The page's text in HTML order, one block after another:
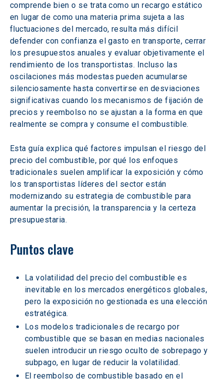
comprende bien o se trata como un recargo estático
en lugar de como una materia prima sujeta a las
fluctuaciones del mercado, resulta más difícil
defender con confianza el gasto en transporte, cerrar
los presupuestos anuales y evaluar objetivamente el
rendimiento de los transportistas. Incluso las
oscilaciones más modestas pueden acumularse
silenciosamente hasta convertirse en desviaciones
significativas cuando los mecanismos de fijación de
precios y reembolso no se ajustan a la forma en que
realmente se compra y consume el combustible.
Esta guía explica qué factores impulsan el riesgo del
precio del combustible, por qué los enfoques
tradicionales suelen amplificar la exposición y cómo
los transportistas líderes del sector están
modernizando su estrategia de combustible para
aumentar la precisión, la transparencia y la certeza
presupuestaria.
Puntos clave
La volatilidad del precio del combustible es
inevitable en los mercados energéticos globales,
pero la exposición no gestionada es una elección
estratégica.
Los modelos tradicionales de recargo por
combustible que se basan en medias nacionales
suelen introducir un riesgo oculto de sobrepago y
subpago, en lugar de reducir la volatilidad.
El reembolso de combustible basado en el